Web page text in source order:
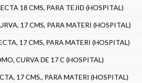
18 CMS, PARA TEJID (HOSPITAL)
17 CMS, PARA MATERI (HOSPITAL)
17 CMS, PARA MATERI (HOSPITAL)
CURVA DE 17 C (HOSPITAL)
17 CMS., PARA MATERI (HOSPITAL)